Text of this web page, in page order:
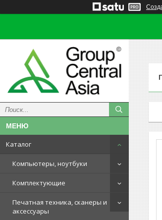
Каталог
Компьютеры, ноутбуки
Комплектующие
Печатная техника, сканеры и
аксессуары